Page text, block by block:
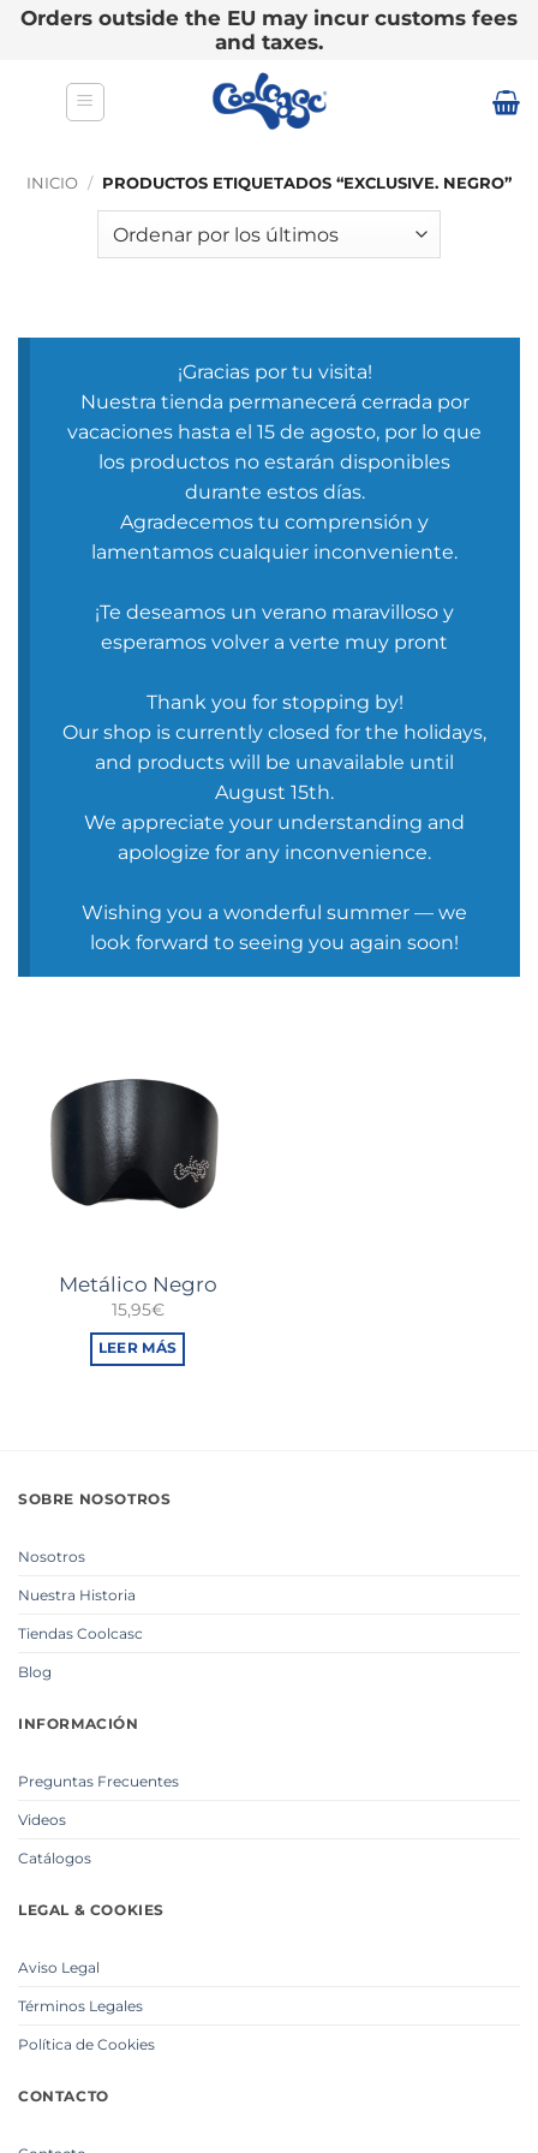
Orders outside the EU may incur customs fees
and taxes.
INICIO / PRODUCTOS ETIQUETADOS “EXCLUSIVE. NEGRO”
¡Gracias por tu visita!
Nuestra tienda permanecerá cerrada por
vacaciones hasta el 15 de agosto, por lo que
los productos no estarán disponibles
durante estos días.
Agradecemos tu comprensión y
lamentamos cualquier inconveniente.
¡Te deseamos un verano maravilloso y
esperamos volver a verte muy pront
Thank you for stopping by!
Our shop is currently closed for the holidays,
and products will be unavailable until
August 15th.
We appreciate your understanding and
apologize for any inconvenience.
Wishing you a wonderful summer — we
look forward to seeing you again soon!
Metálico Negro
15,95€
LEER MÁS
SOBRE NOSOTROS
Nosotros
Nuestra Historia
Tiendas Coolcasc
Blog
INFORMACIÓN
Preguntas Frecuentes
Videos
Catálogos
LEGAL & COOKIES
Aviso Legal
Términos Legales
Política de Cookies
CONTACTO